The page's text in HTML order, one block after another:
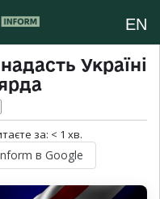
EN
Україні
за: < 1 хв.
в Google